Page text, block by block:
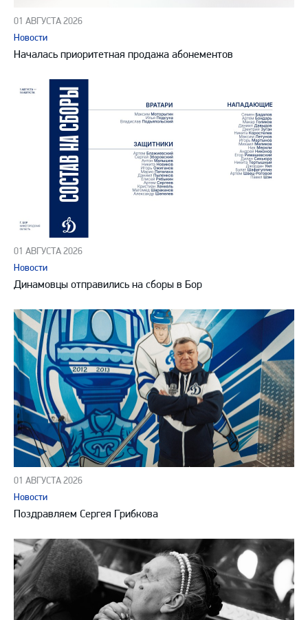
01 АВГУСТА 2026
Новости
Началась приоритетная продажа абонементов
01 АВГУСТА 2026
Новости
Динамовцы отправились на сборы в Бор
01 АВГУСТА 2026
Новости
Поздравляем Сергея Грибкова